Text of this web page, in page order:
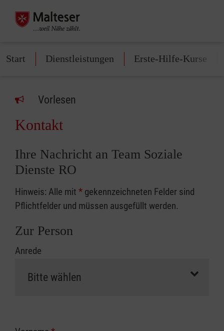
Start Dienstleistungen Erste-Hilfe-Kurse
Vorlesen
Kontakt
Ihre Nachricht an Team Soziale
Dienste RO
Hinweis: Alle mit * gekennzeichneten Felder sind
Pflichtfelder und müssen ausgefüllt werden.
Zur Person
Anrede